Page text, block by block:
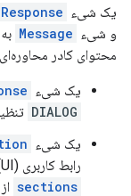
یک شیء
و شیء Message
محتوای کادر
یک شیء
DIALOG
یک شیء
رابط کاربری (UI) برای نمایش در کارت، از جمله یک یا چند
sections